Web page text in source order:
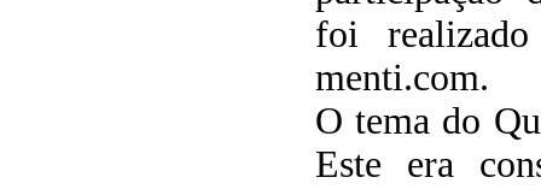
foi
menti.com.
O tema do
Este era